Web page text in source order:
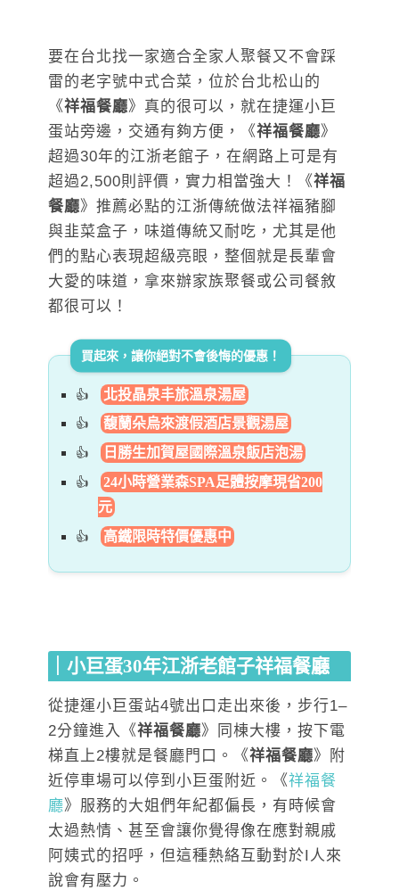
要在台北找一家適合全家人聚餐又不會踩
雷的老字號中式合菜，位於台北松山的
《祥福餐廳》真的很可以，就在捷運小巨
蛋站旁邊，交通有夠方便，《祥福餐廳》
超過30年的江浙老館子，在網路上可是有
超過2,500則評價，實力相當強大！《祥福
餐廳》推薦必點的江浙傳統做法祥福豬腳
與韭菜盒子，味道傳統又耐吃，尤其是他
們的點心表現超級亮眼，整個就是長輩會
大愛的味道，拿來辦家族聚餐或公司餐敘
都很可以！
買起來，讓你絕對不會後悔的優惠！
北投晶泉丰旅溫泉湯屋
馥蘭朵烏來渡假酒店景觀湯屋
日勝生加賀屋國際溫泉飯店泡湯
24小時營業森SPA足體按摩現省200
元
高鐵限時特價優惠中
｜小巨蛋30年江浙老館子祥福餐廳
從捷運小巨蛋站4號出口走出來後，步行1–
2分鐘進入《祥福餐廳》同棟大樓，按下電
梯直上2樓就是餐廳門口。《祥福餐廳》附
近停車場可以停到小巨蛋附近。《祥福餐
廳》服務的大姐們年紀都偏長，有時候會
太過熱情、甚至會讓你覺得像在應對親戚
阿姨式的招呼，但這種熱絡互動對於I人來
說會有壓力。